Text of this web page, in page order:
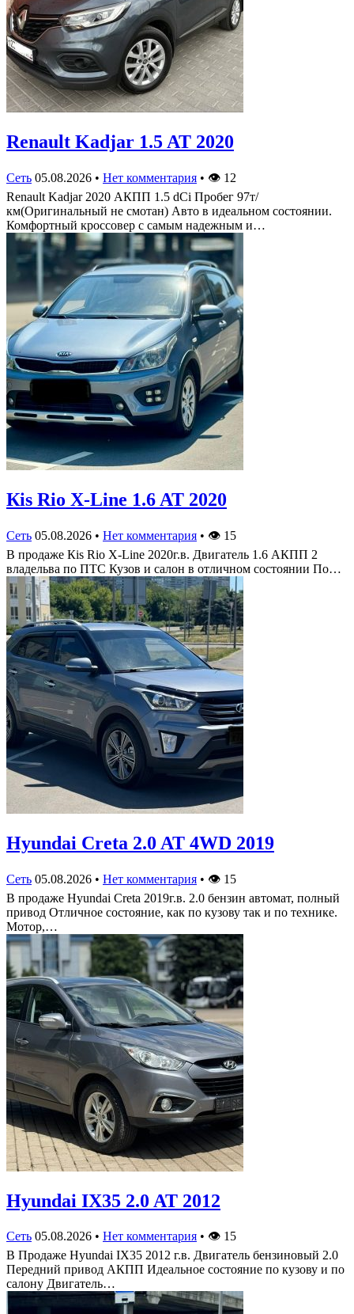
Renault Kadjar 1.5 AT 2020
Сеть 05.08.2026 • Нет комментария • 👁 12
Renault Kadjar 2020 АКПП 1.5 dCi Пробег 97т/
км(Оригинальный не смотан) Авто в идеальном состоянии.
Комфортный кроссовер с самым надежным и…
Кis Rio X-Line 1.6 AT 2020
Сеть 05.08.2026 • Нет комментария • 👁 15
В продаже Кis Rio X-Line 2020г.в. Двигатель 1.6 АКПП 2
владельва по ПТС Кузов и салон в отличном состоянии По…
Hyundai Creta 2.0 AT 4WD 2019
Сеть 05.08.2026 • Нет комментария • 👁 15
В продаже Hyundai Creta 2019г.в. 2.0 бензин автомат, полный
привод Отличное состояние, как по кузову так и по технике.
Мотор,…
Hyundai IX35 2.0 AT 2012
Сеть 05.08.2026 • Нет комментария • 👁 15
В Продаже Hyundai IX35 2012 г.в. Двигатель бензиновый 2.0
Передний привод АКПП Идеальное состояние по кузову и по
салону Двигатель…